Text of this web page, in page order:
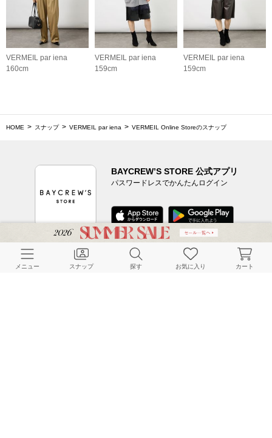
VERMEIL par iena
160cm
VERMEIL par iena
159cm
VERMEIL par iena
159cm
HOME スナップ VERMEIL par iena VERMEIL Online Storeのスナップ
BAYCREW’S STORE 公式アプリ
パスワードレスでかんたんログイン
CUSTOMER SERVICE
メニュー スナップ 探す お気に入り カート